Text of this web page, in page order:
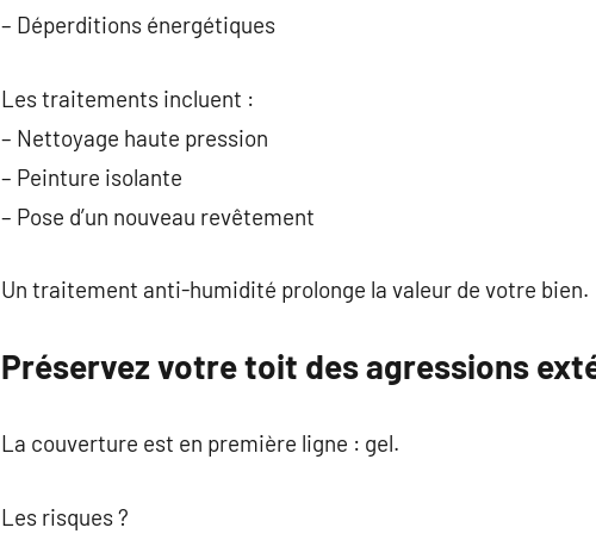
– Déperditions énergétiques
Les traitements incluent :
– Nettoyage haute pression
– Peinture isolante
– Pose d’un nouveau revêtement
Un traitement anti-humidité prolonge la valeur de votre bien.
Préservez votre toit des agressions
La couverture est en première ligne : gel.
Les risques ?